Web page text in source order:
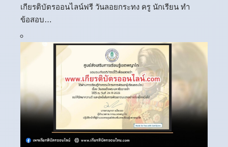
เกียรติบัตรออนไลน์ฟรี วันลอยกระทง ครู นักเรียน ทำ
ข้อสอบ…